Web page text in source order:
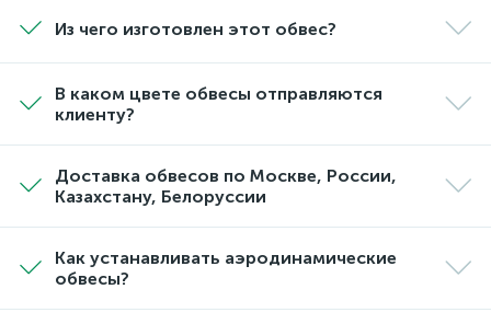
Из чего изготовлен этот обвес?
В каком цвете обвесы отправляются
клиенту?
Доставка обвесов по Москве, России,
Казахстану, Белоруссии
Как устанавливать аэродинамические
обвесы?